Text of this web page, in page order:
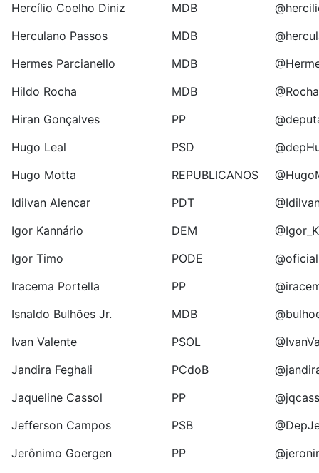
Hercílio Coelho Diniz
MDB
Herculano Passos
MDB
Hermes Parcianello
MDB
Hildo Rocha
MDB
Hiran Gonçalves
PP
Hugo Leal
PSD
Hugo Motta
REPUBLICANOS
Idilvan Alencar
PDT
Igor Kannário
DEM
Igor Timo
PODE
Iracema Portella
PP
Isnaldo Bulhões Jr.
MDB
Ivan Valente
PSOL
Jandira Feghali
PCdoB
Jaqueline Cassol
PP
Jefferson Campos
PSB
Jerônimo Goergen
PP